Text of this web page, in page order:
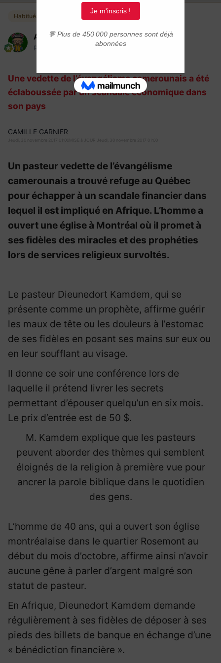
Habitués
Automne
Posté(e) 30 novembre 2017
Une vedette de l’évangélisme camerounais a été
éclaboussée par un scandale économique dans
son pays
CAMILLE GARNIER
Un pasteur vedette de l’évangélisme
camerounais a trouvé refuge au Québec
pour échapper à un scandale financier dans
lequel il est impliqué en Afrique. L’homme a
ouvert une église à Montréal où il promet à
ses fidèles des miracles et des prophéties
lors de services religieux survoltés.
Le pasteur Dieunedort Kamdem, qui se
présente comme un prophète, affirme guérir
les maux de tête ou les douleurs à l’estomac
de ses fidèles en posant ses mains sur eux ou
en leur soufflant au visage.
Il donne ce soir une conférence lors de
laquelle il prétend livrer les secrets
permettant d’épouser quelqu’un en six mois.
Le prix d’entrée est de 50 $.
M. Kamdem explique que les pasteurs
peuvent aborder des thèmes qui semblent
éloignés de la religion à première vue pour
ancrer la parole biblique dans le quotidien
des gens.
L’homme de 40 ans, qui a ouvert son église
montréalaise dans le quartier Rosemont au
début du mois d’octobre, affirme ainsi n’avoir
aucune gêne à parler d’argent malgré son
statut de pasteur.
En Afrique, Dieunedort Kamdem demande
régulièrement à ses fidèles de déposer à ses
pieds des billets de banque en échange d’une
« bénédiction financière ».